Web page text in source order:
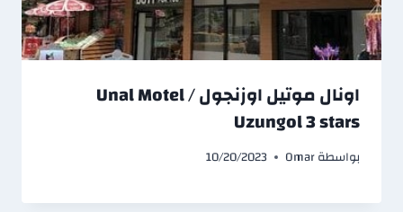
اونال موتيل اوزنجول / Unal Motel
Uzungol 3 stars
بواسطةOmar
10/20/2023